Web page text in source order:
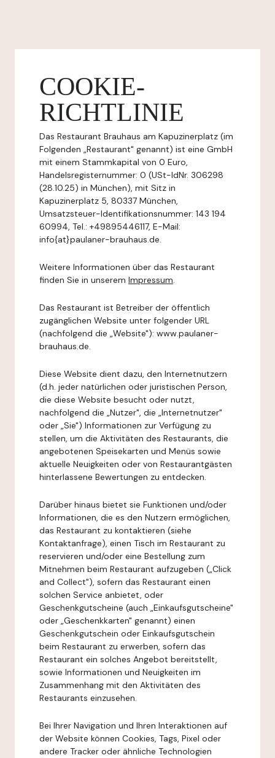
COOKIE-
RICHTLINIE
Das Restaurant Brauhaus am Kapuzinerplatz (im
Folgenden „Restaurant" genannt) ist eine GmbH
mit einem Stammkapital von 0 Euro,
Handelsregisternummer: 0 (USt-IdNr. 306298
(28.10.25) in München), mit Sitz in
Kapuzinerplatz 5, 80337 München,
Umsatzsteuer-Identifikationsnummer: 143 194
60994, Tel.: +49895446117, E-Mail:
info{at}paulaner-brauhaus.de.
Weitere Informationen über das Restaurant
finden Sie in unserem Impressum.
Das Restaurant ist Betreiber der öffentlich
zugänglichen Website unter folgender URL
(nachfolgend die „Website"): www.paulaner-
brauhaus.de.
Diese Website dient dazu, den Internetnutzern
(d.h. jeder natürlichen oder juristischen Person,
die diese Website besucht oder nutzt,
nachfolgend die „Nutzer", die „Internetnutzer"
oder „Sie") Informationen zur Verfügung zu
stellen, um die Aktivitäten des Restaurants, die
angebotenen Speisekarten und Menüs sowie
aktuelle Neuigkeiten oder von Restaurantgästen
hinterlassene Bewertungen zu entdecken.
Darüber hinaus bietet sie Funktionen und/oder
Informationen, die es den Nutzern ermöglichen,
das Restaurant zu kontaktieren (siehe
Kontaktanfrage), einen Tisch im Restaurant zu
reservieren und/oder eine Bestellung zum
Mitnehmen beim Restaurant aufzugeben („Click
and Collect"), sofern das Restaurant einen
solchen Service anbietet, oder
Geschenkgutscheine (auch „Einkaufsgutscheine"
oder „Geschenkkarten" genannt) einen
Geschenkgutschein oder Einkaufsgutschein
beim Restaurant zu erwerben, sofern das
Restaurant ein solches Angebot bereitstellt,
sowie Informationen und Neuigkeiten im
Zusammenhang mit den Aktivitäten des
Restaurants einzusehen.
Bei Ihrer Navigation und Ihren Interaktionen auf
der Website können Cookies, Tags, Pixel oder
andere Tracker oder ähnliche Technologien